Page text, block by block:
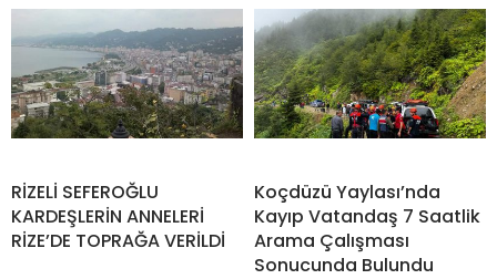
RİZELİ SEFEROĞLU
KARDEŞLERİN ANNELERİ
RİZE’DE TOPRAĞA VERİLDİ
Koçdüzü Yaylası’nda
Kayıp Vatandaş 7 Saatlik
Arama Çalışması
Sonucunda Bulundu